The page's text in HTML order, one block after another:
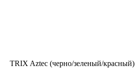
TRIX Aztec (черно/зеленый/красный)